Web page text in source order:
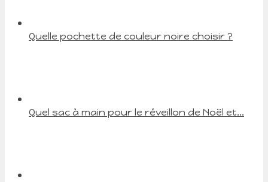
Quelle pochette de couleur noire choisir ?
Quel sac à main pour le réveillon de Noël et...